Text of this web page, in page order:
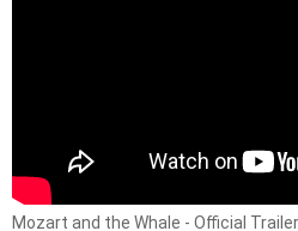
Mozart and the Whale - Official